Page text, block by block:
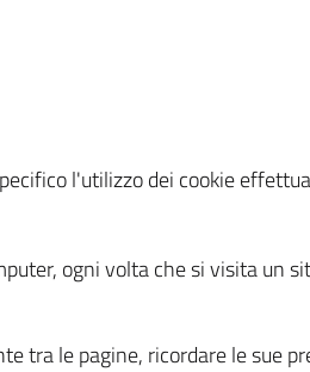
l'utilizzo dei cookie
ogni volta che si visita un
tra le pagine, ricordare le sue